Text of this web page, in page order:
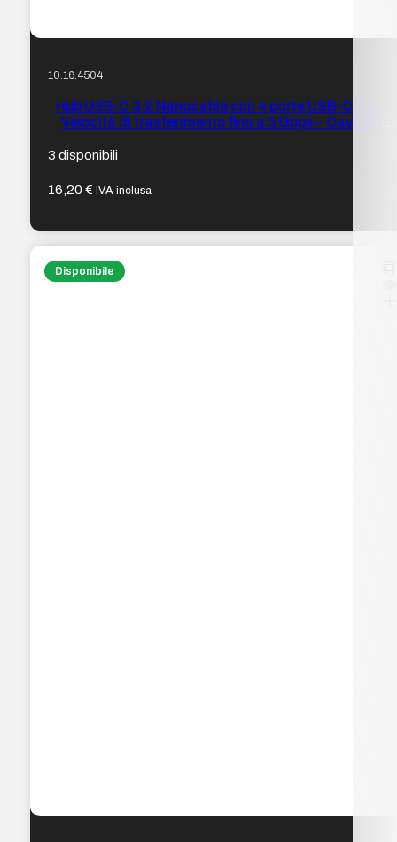
10.16.4504
Hub USB-C 3.2 Nanocable con 4 porte USB-C 3.2 –
Velocità di trasferimento fino a 5 Gbps – Cavo da
3 disponibili
16,20€ IVA inclusa
Disponibile